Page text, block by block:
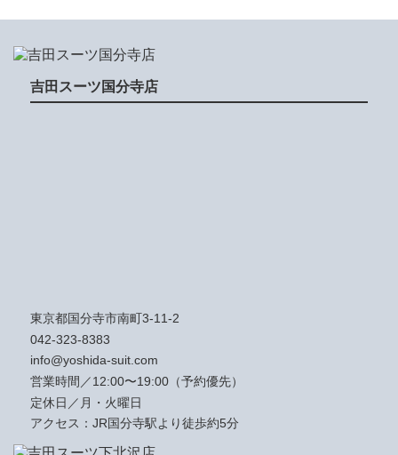
吉田スーツ国分寺店
東京都国分寺市南町3-11-2
042-323-8383
info@yoshida-suit.com
営業時間／12:00〜19:00（予約優先）
定休日／月・火曜日
アクセス：JR国分寺駅より徒歩約5分